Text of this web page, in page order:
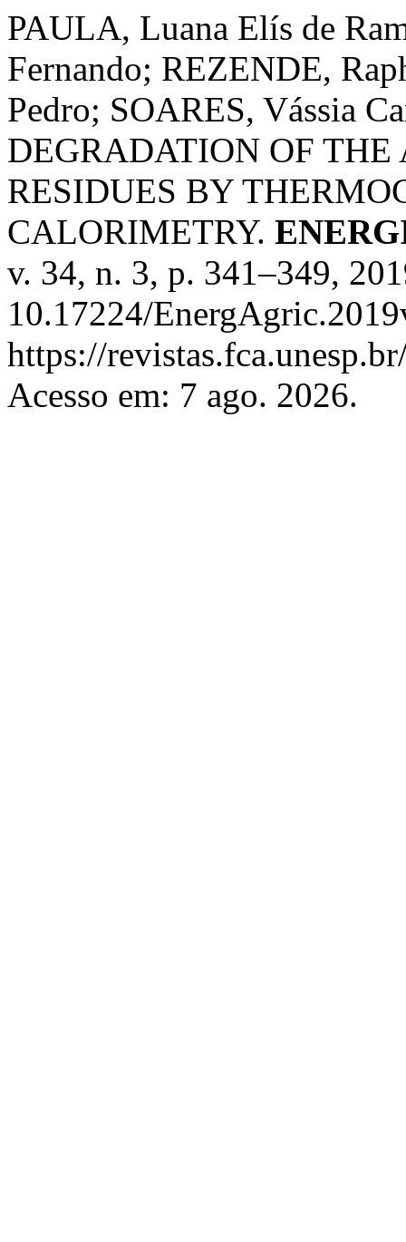
PAULA, Luana Elís de
Fernando; REZENDE,
Pedro; SOARES, Vássia
DEGRADATION OF
RESIDUES BY
CALORIMETRY.
v. 34, n. 3, p. 341–349,
10.17224/
https://
Acesso em: 7 ago. 2026.